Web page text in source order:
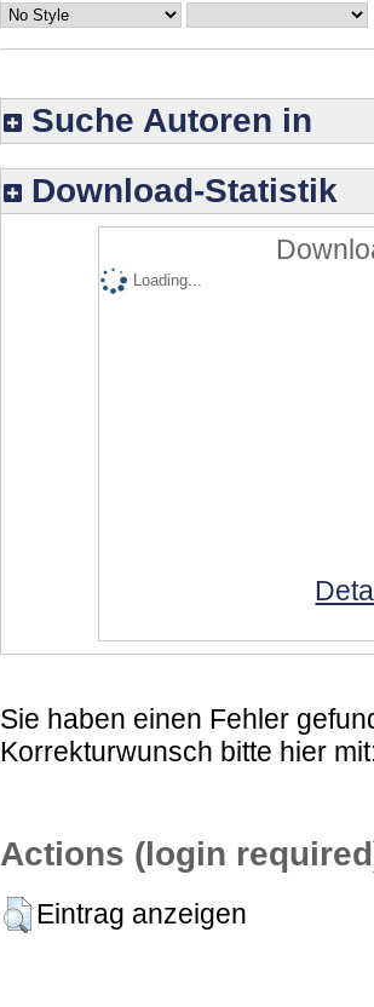
Suche Autoren in
Download-Statistik
Loading...
Sie haben einen Fehler
Korrekturwunsch bitte hier
Actions (login
Eintrag anzeigen